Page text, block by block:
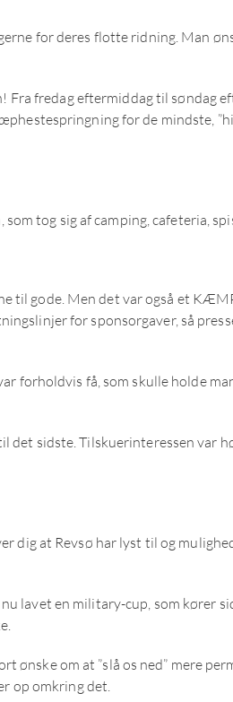
for deres flotte ridning. Man
fredag eftermiddag til søndag
for de mindste,
tog sig af camping, cafeteria,
gode. Men det var også et
for sponsorgaver, så
forholdvis få, som skulle holde
sidste. Tilskuerinteressen var
dig at Revsø har lyst til og
lavet en military-cup, som kører
om at ”slå os ned” mere
op omkring det.